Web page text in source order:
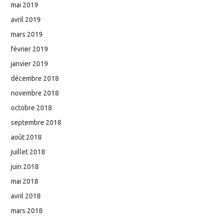
mai 2019
avril 2019
mars 2019
février 2019
janvier 2019
décembre 2018
novembre 2018
octobre 2018
septembre 2018
août 2018
juillet 2018
juin 2018
mai 2018
avril 2018
mars 2018